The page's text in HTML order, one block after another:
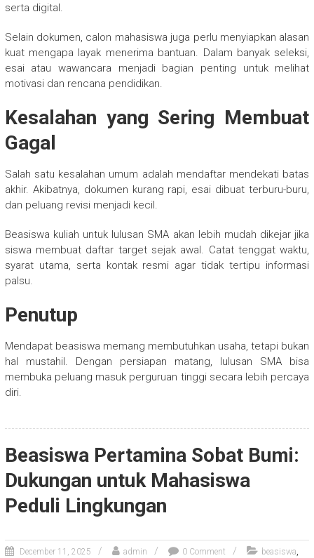
serta digital.
Selain dokumen, calon mahasiswa juga perlu menyiapkan alasan
kuat mengapa layak menerima bantuan. Dalam banyak seleksi,
esai atau wawancara menjadi bagian penting untuk melihat
motivasi dan rencana pendidikan.
Kesalahan yang Sering Membuat
Gagal
Salah satu kesalahan umum adalah mendaftar mendekati batas
akhir. Akibatnya, dokumen kurang rapi, esai dibuat terburu-buru,
dan peluang revisi menjadi kecil.
Beasiswa kuliah untuk lulusan SMA akan lebih mudah dikejar jika
siswa membuat daftar target sejak awal. Catat tenggat waktu,
syarat utama, serta kontak resmi agar tidak tertipu informasi
palsu.
Penutup
Mendapat beasiswa memang membutuhkan usaha, tetapi bukan
hal mustahil. Dengan persiapan matang, lulusan SMA bisa
membuka peluang masuk perguruan tinggi secara lebih percaya
diri.
Beasiswa Pertamina Sobat Bumi:
Dukungan untuk Mahasiswa
Peduli Lingkungan
December 11, 2025 admin 0 Comment beasiswa,